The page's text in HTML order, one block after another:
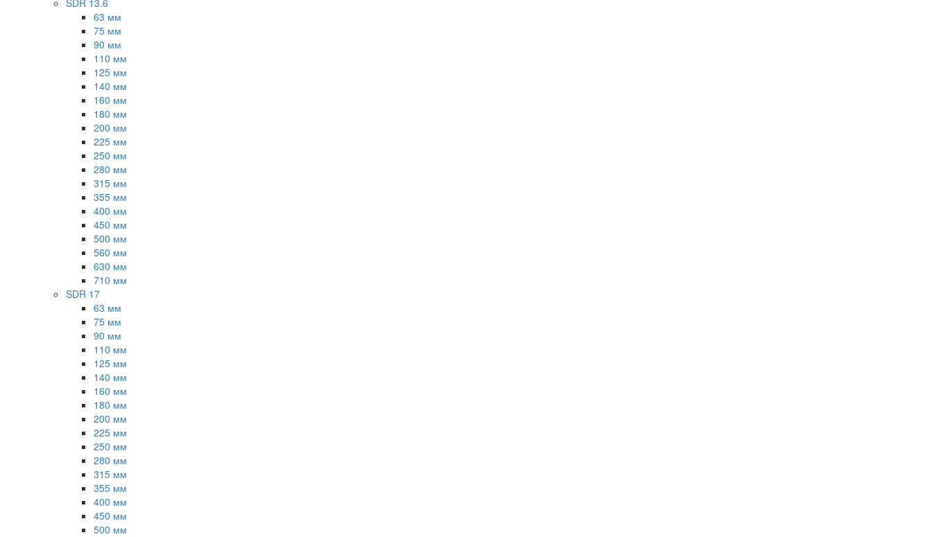
SDR 13.6
63 мм
75 мм
90 мм
110 мм
125 мм
140 мм
160 мм
180 мм
200 мм
225 мм
250 мм
280 мм
315 мм
355 мм
400 мм
450 мм
500 мм
560 мм
630 мм
710 мм
SDR 17
63 мм
75 мм
90 мм
110 мм
125 мм
140 мм
160 мм
180 мм
200 мм
225 мм
250 мм
280 мм
315 мм
355 мм
400 мм
450 мм
500 мм